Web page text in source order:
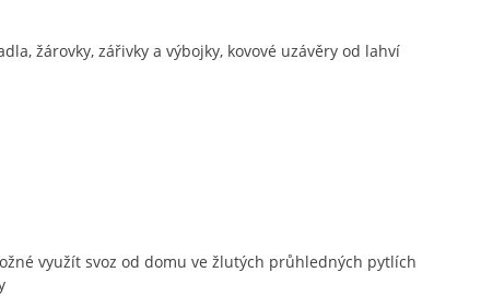
žárovky, zářivky a výbojky, kovové uzávěry od lahví
využít svoz od domu ve žlutých průhledných pytlích